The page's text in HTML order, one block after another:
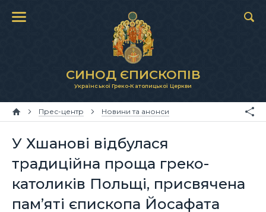
СИНОД ЄПИСКОПІВ
Української Греко-Католицької Церкви
Прес-центр Новини та анонси
У Хшанові відбулася
традиційна проща греко-
католиків Польщі, присвячена
пам’яті єпископа Йосафата